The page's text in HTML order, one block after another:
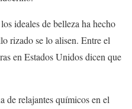
ideales de belleza ha hecho
rizado se lo alisen. Entre el
en Estados Unidos dicen que
de relajantes químicos en el